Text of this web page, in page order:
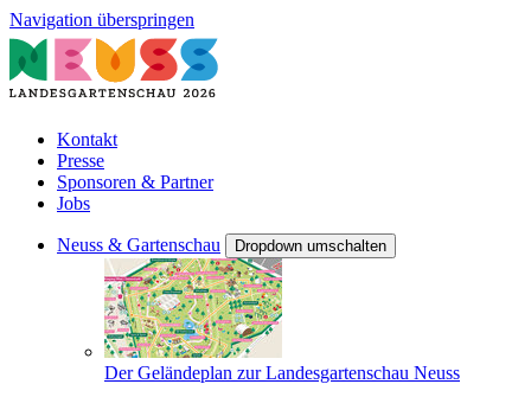
Navigation überspringen
Kontakt
Presse
Sponsoren & Partner
Jobs
Neuss & Gartenschau Dropdown umschalten
Der Geländeplan zur Landesgartenschau Neuss